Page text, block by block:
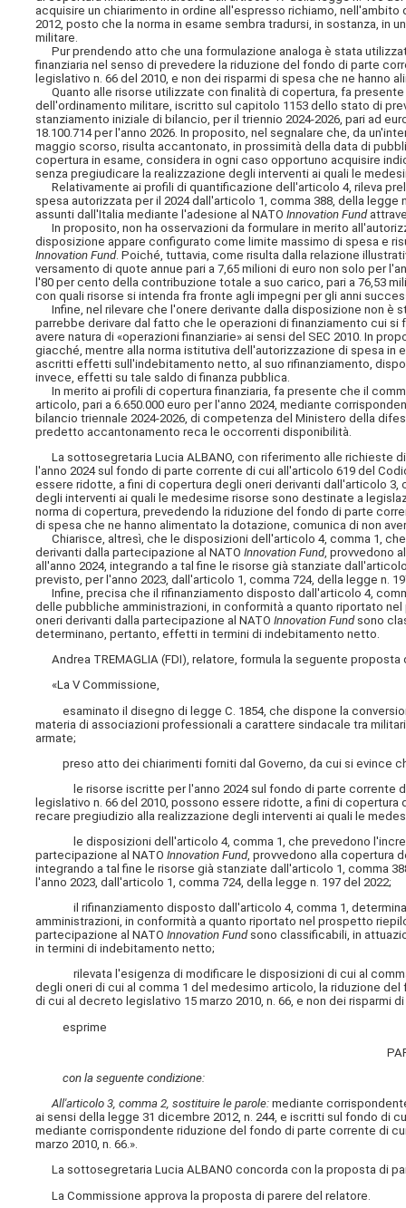
acquisire un chiarimento in ordine all'espresso richiamo,
2012, posto che la norma in esame sembra tradursi, in sostanza,
militare.
Pur prendendo atto che una formulazione analoga è stata
finanziaria nel senso di prevedere la riduzione del fondo di parte
legislativo n. 66 del 2010, e non dei risparmi di spesa che ne hanno
Quanto alle risorse utilizzate con finalità di copertura, fa
dell'ordinamento militare, iscritto sul capitolo 1153 dello stato di
stanziamento iniziale di bilancio, per iltriennio 2024-2026, pari ad
18.100.714 per l'anno 2026. In proposito, nel segnalare che, da
maggio scorso, risulta accantonato, in prossimità della data di
copertura in esame, considera in ogni caso opportuno acquisire
senza pregiudicare la realizzazione degli interventi ai quali le
Relativamente ai profili di quantificazione dell'articolo 4, rileva
spesa autorizzata per il 2024 dall'articolo 1, comma 388, della
assunti dall'Italia mediante l'adesione al NATOInnovation Fund
In proposito, non ha osservazioni da formulare in merito
disposizione appare configurato come limite massimo di spesa e
Innovation Fund. Poiché, tuttavia, come risulta dalla relazione
versamento di quote annue pari a 7,65 milioni di euro non solo per
l'80 per cento della contribuzione totale a suo carico, pari a 76,53
con quali risorse si intenda fra fronte agli impegni per gli anni
Infine, nel rilevare che l'onere derivante dalla disposizione non è
parrebbe derivare dal fatto che le operazioni di finanziamento cui
avere natura di «operazioni finanziarie» ai sensi del SEC 2010. In
giacché, mentre alla norma istitutiva dell'autorizzazione di spesa in
ascritti effetti sull'indebitamento netto, al suo rifinanziamento,
invece, effetti su tale saldo di finanza pubblica.
In merito ai profili di copertura finanziaria, fa presente che il
articolo, pari a 6.650.000 euro per l'anno 2024, mediante
bilancio triennale 2024-2026, di competenza del Ministero della
predetto accantonamento reca le occorrenti disponibilità.
La sottosegretaria Lucia ALBANO, con riferimento alle richieste
l'anno 2024 sul fondo di parte corrente di cui all'articolo 619 del
essere ridotte, a fini di copertura degli oneri derivanti dall'articolo
degli interventi ai quali le medesime risorse sono destinate a
norma di copertura, prevedendo la riduzione del fondo di parte
di spesa che ne hanno alimentato la dotazione, comunica di non
Chiarisce, altresì, che le disposizioni dell'articolo 4, comma 1,
derivanti dalla partecipazione al NATOInnovation Fund, provvedono
all'anno 2024, integrando a tal fine le risorse già stanziate
previsto, per l'anno 2023, dall'articolo 1, comma 724, della legge n.
Infine, precisa che il rifinanziamento disposto dall'articolo 4,
delle pubbliche amministrazioni, in conformità a quanto riportato
oneri derivanti dalla partecipazione al NATOInnovation Fundsono
determinano, pertanto, effetti in termini di indebitamento netto.
Andrea TREMAGLIA (FDI), relatore, formula la seguente proposta
«La V Commissione,
esaminato il disegno di legge C. 1854, che dispone la
materia di associazioni professionali a carattere sindacale tra
armate;
preso atto dei chiarimenti forniti dal Governo, da cui si evince
le risorse iscritte per l'anno 2024 sul fondo di parte corrente di
legislativo n. 66 del 2010, possono essere ridotte, a fini di
recare pregiudizio alla realizzazione degli interventi ai quali le
le disposizioni dell'articolo 4, comma 1, che prevedono
partecipazione al NATOInnovation Fund, provvedono alla copertura
integrando a tal fine le risorse già stanziate dall'articolo 1, comma
l'anno 2023, dall'articolo 1, comma 724, della legge n. 197 del 2022;
il rifinanziamento disposto dall'articolo 4, comma 1, determina
amministrazioni, in conformità a quanto riportato nel prospetto
partecipazione al NATOInnovation Fundsono classificabili, in
in termini di indebitamento netto;
rilevata l'esigenza di modificare le disposizioni di cui al comma
degli oneri di cui al comma 1 del medesimo articolo, la riduzione
di cui al decreto legislativo 15 marzo 2010, n. 66, e non dei risparmi
esprime
con la seguente condizione:
All'articolo 3, comma 2, sostituire le parole: mediante
ai sensi della legge 31 dicembre 2012, n. 244, e iscritti sul fondo di
mediante corrispondente riduzione del fondo di parte corrente di
marzo 2010, n. 66.».
La sottosegretaria Lucia ALBANO concorda con la proposta di
La Commissione approva la proposta di parere del relatore.